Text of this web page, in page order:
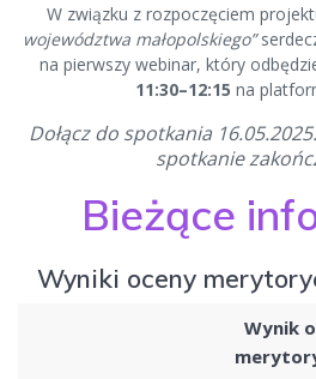
W związku z rozpoczęciem
województwa małopolskiego”
na pierwszy webinar, który
11:30–12:15 na
Dołącz do spotkania
spotkanie
Bieżące
Wyniki oceny
Wynik